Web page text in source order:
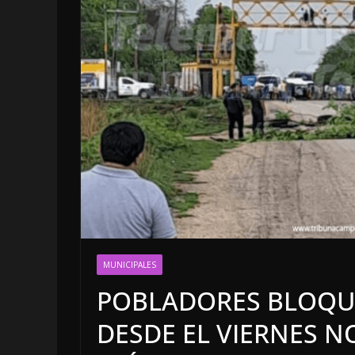
MUNICIPALES
POBLADORES
DESDE EL VIERNES
LOCALES OPINIÓN
5 agosto, 2026